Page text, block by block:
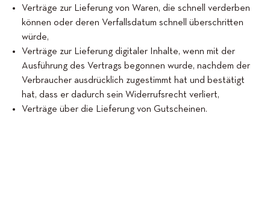
Verträge zur Lieferung von Waren, die schnell verderben
können oder deren Verfallsdatum schnell überschritten
würde,
Verträge zur Lieferung digitaler Inhalte, wenn mit der
Ausführung des Vertrags begonnen wurde, nachdem der
Verbraucher ausdrücklich zugestimmt hat und bestätigt
hat, dass er dadurch sein Widerrufsrecht verliert,
Verträge über die Lieferung von Gutscheinen.